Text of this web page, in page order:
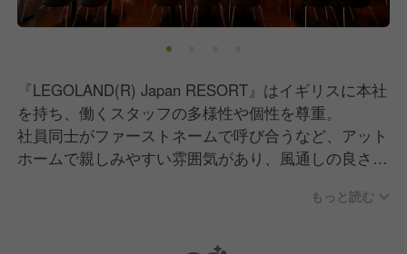
『LEGOLAND(R) Japan RESORT』はイギリスに本社
を持ち、働くスタッフの多様性や個性を尊重。
社員同士がファーストネームで呼び合うなど、アット
ホームで親しみやすい雰囲気があり、風通しの良さが
もっと読む